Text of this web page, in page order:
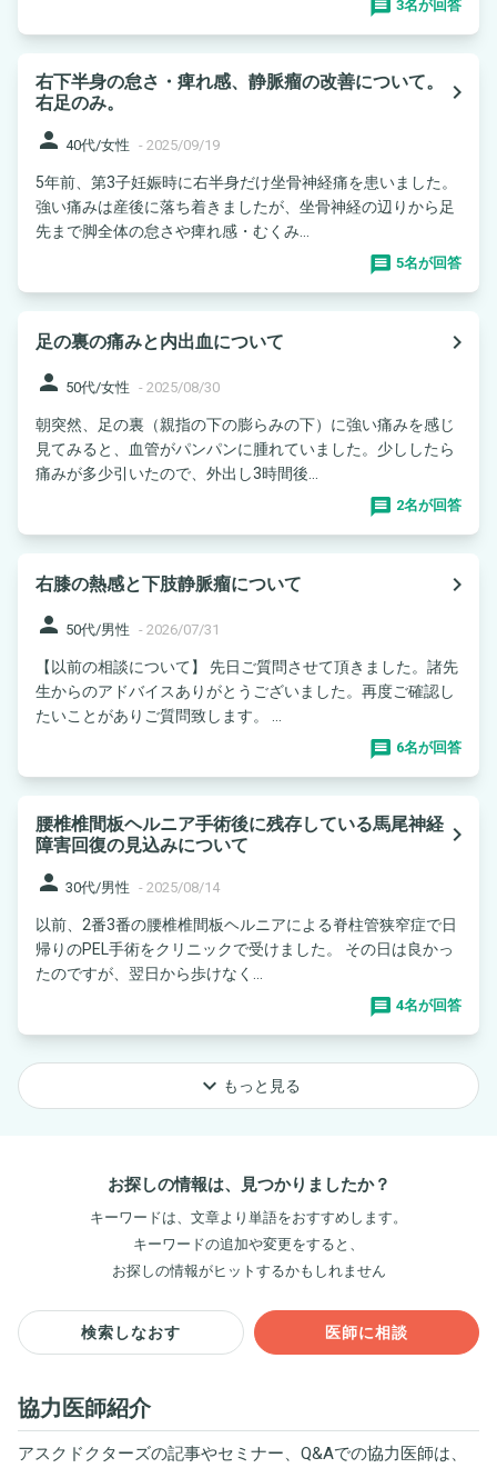
3名が回答
右下半身の怠さ・痺れ感、静脈瘤の改善について。
右足のみ。
navigate_next
person 40代/女性 - 2025/09/19
5年前、第3子妊娠時に右半身だけ坐骨神経痛を患いました。
強い痛みは産後に落ち着きましたが、坐骨神経の辺りから足
先まで脚全体の怠さや痺れ感・むくみ...
5名が回答
足の裏の痛みと内出血について
navigate_next
person 50代/女性 - 2025/08/30
朝突然、足の裏（親指の下の膨らみの下）に強い痛みを感じ
見てみると、血管がパンパンに腫れていました。少ししたら
痛みが多少引いたので、外出し3時間後...
2名が回答
右膝の熱感と下肢静脈瘤について
navigate_next
person 50代/男性 - 2026/07/31
【以前の相談について】 先日ご質問させて頂きました。諸先
生からのアドバイスありがとうございました。再度ご確認し
たいことがありご質問致します。 ...
6名が回答
腰椎椎間板ヘルニア手術後に残存している馬尾神経
障害回復の見込みについて
navigate_next
person 30代/男性 - 2025/08/14
以前、2番3番の腰椎椎間板ヘルニアによる脊柱管狭窄症で日
帰りのPEL手術をクリニックで受けました。 その日は良かっ
たのですが、翌日から歩けなく...
4名が回答
keyboard_arrow_down もっと見る
お探しの情報は、見つかりましたか？
キーワードは、文章より単語をおすすめします。
キーワードの追加や変更をすると、
お探しの情報がヒットするかもしれません
検索しなおす 医師に相談
協力医師紹介
アスクドクターズの記事やセミナー、Q&Aでの協力医師は、